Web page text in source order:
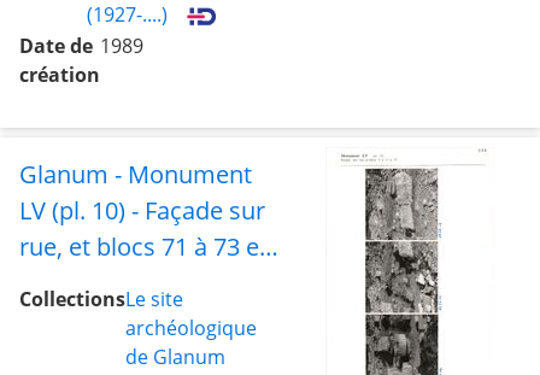
(1927-....)
Date de
création
1989
Glanum - Monument
LV (pl. 10) - Façade sur
rue, et blocs 71 à 73 et
78
CollectionsLe site
archéologique
de Glanum